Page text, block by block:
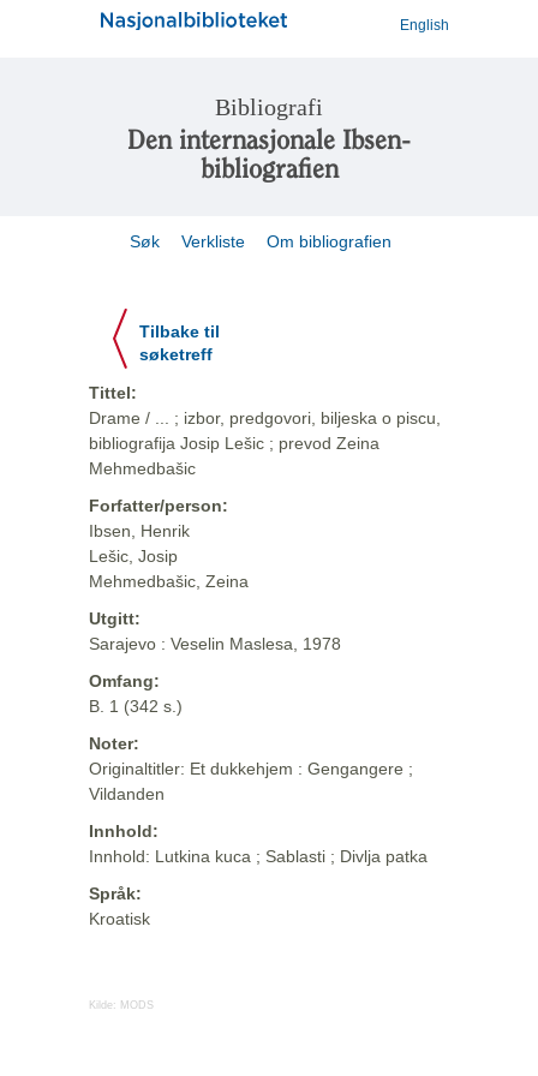
English
Bibliografi
Den internasjonale Ibsen-
bibliografien
Søk Verkliste Om bibliografien
Tilbake til
søketreff
Tittel:
Drame / ... ; izbor, predgovori, biljeska o piscu,
bibliografija Josip Lešic ; prevod Zeina
Mehmedbašic
Forfatter/person:
Ibsen, Henrik
Lešic, Josip
Mehmedbašic, Zeina
Utgitt:
Sarajevo : Veselin Maslesa, 1978
Omfang:
B. 1 (342 s.)
Noter:
Originaltitler: Et dukkehjem : Gengangere ;
Vildanden
Innhold:
Innhold: Lutkina kuca ; Sablasti ; Divlja patka
Språk:
Kroatisk
Kilde: MODS